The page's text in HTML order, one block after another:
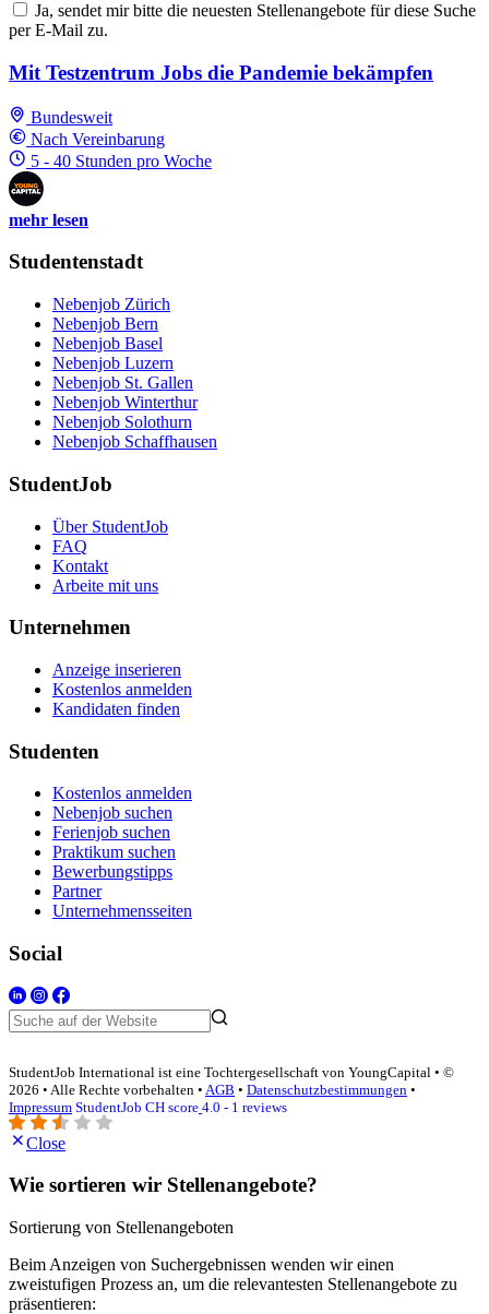
Ja, sendet mir bitte die neuesten Stellenangebote für diese Suche
per E-Mail zu.
Mit Testzentrum Jobs die Pandemie bekämpfen
Bundesweit
Nach Vereinbarung
5 - 40 Stunden pro Woche
mehr lesen
Studentenstadt
Nebenjob Zürich
Nebenjob Bern
Nebenjob Basel
Nebenjob Luzern
Nebenjob St. Gallen
Nebenjob Winterthur
Nebenjob Solothurn
Nebenjob Schaffhausen
StudentJob
Über StudentJob
FAQ
Kontakt
Arbeite mit uns
Unternehmen
Anzeige inserieren
Kostenlos anmelden
Kandidaten finden
Studenten
Kostenlos anmelden
Nebenjob suchen
Ferienjob suchen
Praktikum suchen
Bewerbungstipps
Partner
Unternehmensseiten
Social
StudentJob International ist eine Tochtergesellschaft von YoungCapital • ©
2026 • Alle Rechte vorbehalten • AGB • Datenschutzbestimmungen •
Impressum StudentJob CH score 4.0 - 1 reviews
Close
Wie sortieren wir Stellenangebote?
Sortierung von Stellenangeboten
Beim Anzeigen von Suchergebnissen wenden wir einen
zweistufigen Prozess an, um die relevantesten Stellenangebote zu
präsentieren: